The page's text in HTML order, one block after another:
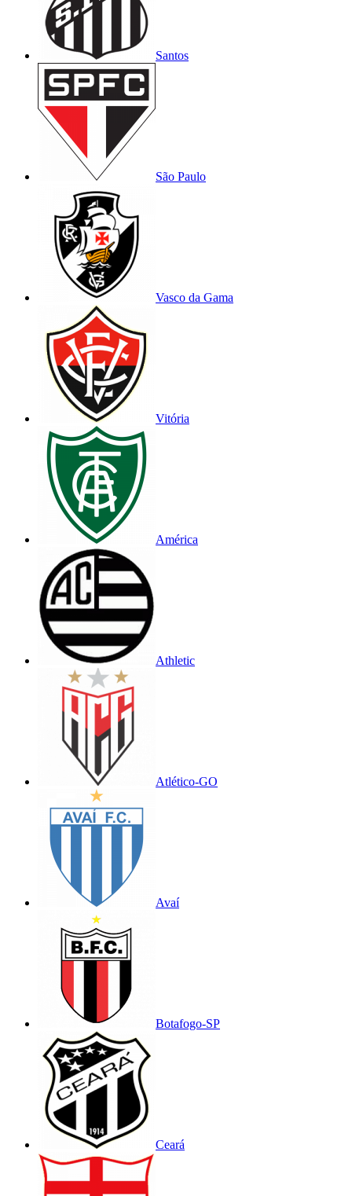
Santos
São Paulo
Vasco da Gama
Vitória
América
Athletic
Atlético-GO
Avaí
Botafogo-SP
Ceará